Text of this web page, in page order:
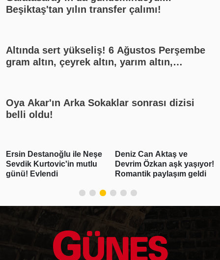
Beşiktaş'tan yılın transfer çalımı!
Altında sert yükseliş! 6 Ağustos Perşembe
gram altın, çeyrek altın, yarım altın,
Oya Akar'ın Arka Sokaklar sonrası dizisi
belli oldu!
Ersin Destanoğlu ile Neşe
Sevdik Kurtovic'in mutlu
günü! Evlendi
Deniz Can Aktaş ve
Devrim Özkan aşk yaşıyor!
Romantik paylaşım geldi